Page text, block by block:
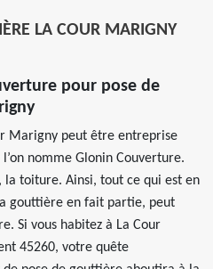
LA COUR MARIGNY
pour pose de
Marigny peut être entreprise
nomme Glonin Couverture.
la toiture. Ainsi, tout ce qui est en
gouttière en fait partie, peut
Si vous habitez à La Cour
45260, votre quête